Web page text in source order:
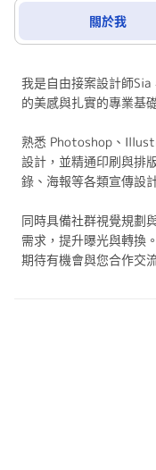
關於我
我是自由接案設計師
的美感與扎實的專業基
熟悉 Photoshop、
設計，並精通印刷與排
錄、海報等各類宣傳設
同時具備社群視覺規劃
需求，提升曝光與轉換。
期待有機會與您合作交